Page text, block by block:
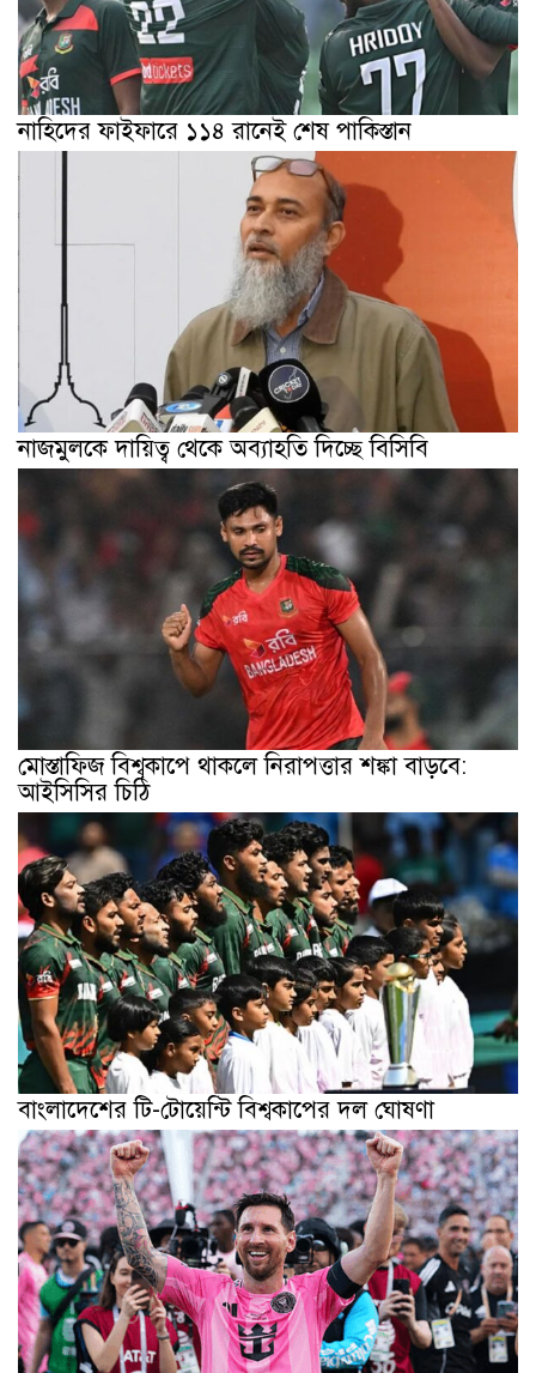
নাহিদের ফাইফারে ১১৪ রানেই শেষ পাকিস্তান
নাজমুলকে দায়িত্ব থেকে অব্যাহতি দিচ্ছে বিসিবি
মোস্তাফিজ বিশ্বকাপে থাকলে নিরাপত্তার শঙ্কা বাড়বে:
আইসিসির চিঠি
বাংলাদেশের টি-টোয়েন্টি বিশ্বকাপের দল ঘোষণা